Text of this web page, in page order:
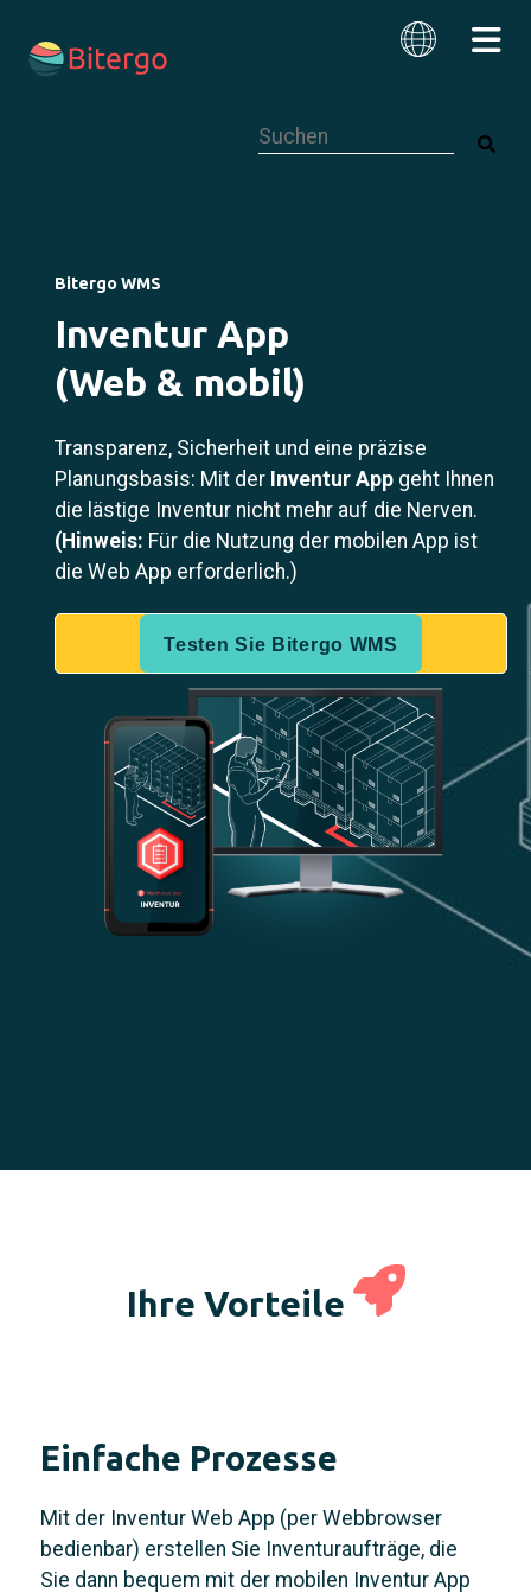
Bitergo WMS
Inventur App
(Web & mobil)
Transparenz, Sicherheit und eine präzise
Planungsbasis: Mit der Inventur App geht Ihnen
die lästige Inventur nicht mehr auf die Nerven.
(Hinweis: Für die Nutzung der mobilen App ist
die Web App erforderlich.)
Testen Sie Bitergo WMS
Ihre Vorteile
Einfache Prozesse
Mit der Inventur Web App (per Webbrowser
bedienbar) erstellen Sie Inventuraufträge, die
Sie dann bequem mit der mobilen Inventur App